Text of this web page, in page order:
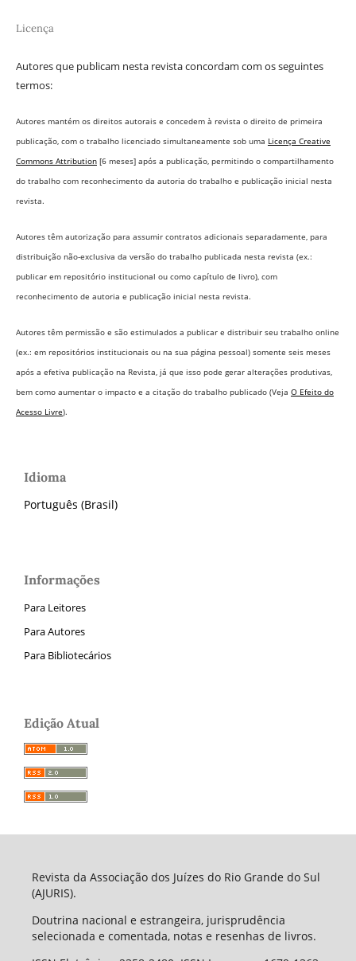
Licença
Autores que publicam nesta revista concordam com os seguintes
termos:
Autores mantém os direitos autorais e concedem à revista o direito de primeira
publicação, com o trabalho licenciado simultaneamente sob uma Licença Creative
Commons Attribution[6 meses] após a publicação, permitindo o compartilhamento
do trabalho com reconhecimento da autoria do trabalho e publicação inicial nesta
revista.
Autores têm autorização para assumir contratos adicionais separadamente, para
distribuição não-exclusiva da versão do trabalho publicada nesta revista (ex.:
publicar em repositório institucional ou como capítulo de livro), com
reconhecimento de autoria e publicação inicial nesta revista.
Autores têm permissão e são estimulados a publicar e distribuir seu trabalho online
(ex.: em repositórios institucionais ou na sua página pessoal) somente seis meses
após a efetiva publicação na Revista, já que isso pode gerar alterações produtivas,
bem como aumentar o impacto e a citação do trabalho publicado (Veja O Efeito do
Acesso Livre).
Idioma
Português (Brasil)
Informações
Para Leitores
Para Autores
Para Bibliotecários
Edição Atual
Revista da Associação dos Juízes do Rio Grande do Sul
(AJURIS).
Doutrina nacional e estrangeira, jurisprudência
selecionada e comentada, notas e resenhas de livros.